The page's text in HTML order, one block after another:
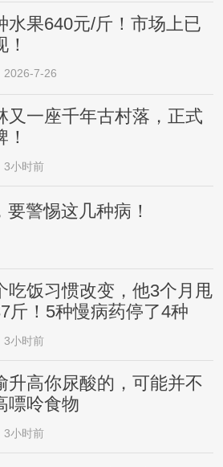
水果640元/斤！市场上已
！
2026-7-26
又一座千年古村落，正式
！
3小时前
要警惕这几种病！
吃饭习惯改变，他3个月甩
斤！5种慢病药停了4种
3小时前
升高你尿酸的，可能并不
嘌呤食物
3小时前